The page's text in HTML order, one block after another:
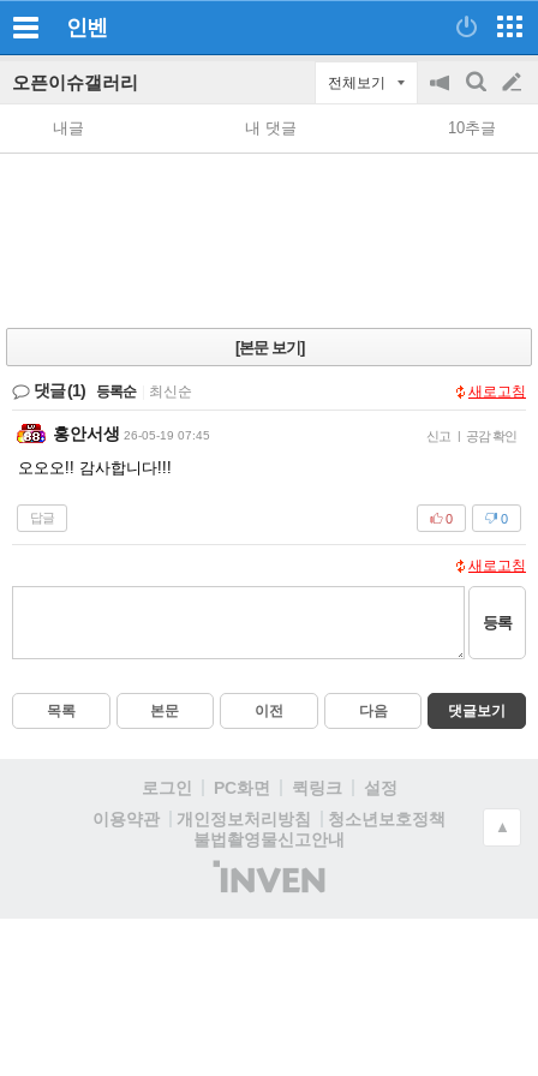
인벤
오픈이슈갤러리 전체보기
공
지
on/off
검
색
글
쓰
내글 내 댓글 10추글
[본문 보기]
댓글(1) 등록순 최신순 새로고침
홍안서생 26-05-19 07:45 신고 | 공감 확인
오오오!! 감사합니다!!!
답글 0
0
새로고침
등록
목록 본문 이전 다음 댓글보기
로그인 PC화면 퀵링크
설정
이용약관
개인정보처리방침
청소년보호정책
불법촬영물신고안내
(주)
인
▲